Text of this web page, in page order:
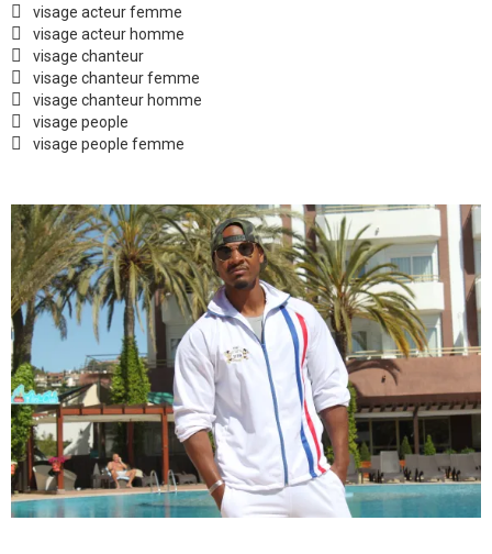
visage acteur femme
visage acteur homme
visage chanteur
visage chanteur femme
visage chanteur homme
visage people
visage people femme